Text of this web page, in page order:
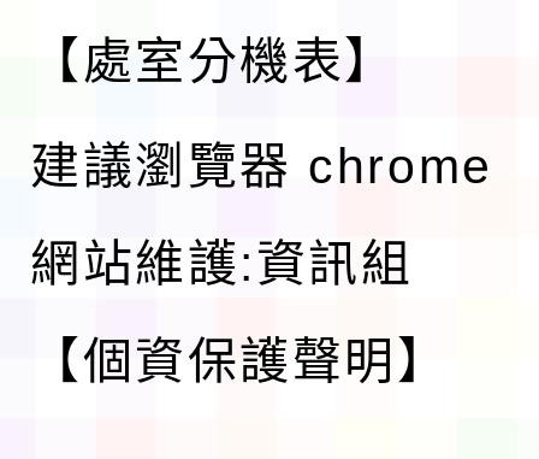
【處室分機表】
建議瀏覽器 chrome
網站維護:資訊組
【個資保護聲明】